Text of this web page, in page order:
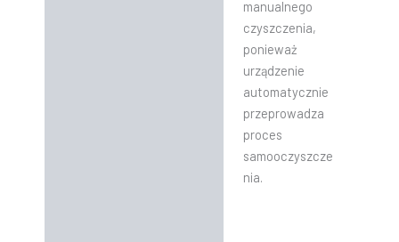
manualnego
czyszczenia,
ponieważ
urządzenie
automatycznie
przeprowadza
proces
samooczyszcze
nia.